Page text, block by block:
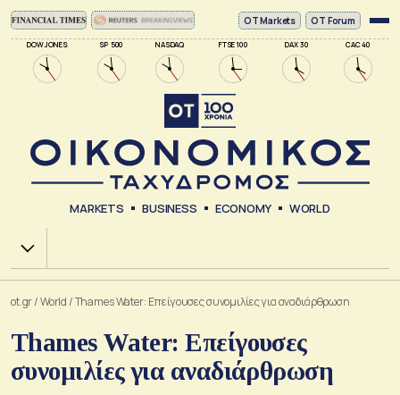
DOW JONES SP 500 NASDAQ FTSE 100 DAX 30 CAC 40
ΟΤ Markets OT Forum
MARKETS BUSINESS ECONOMY WORLD
Χ.Α.
ot.gr/World /Thames Water: Επείγουσες συνομιλίες για αναδιάρθρωση
Thames Water: Επείγουσες
συνομιλίες για αναδιάρθρωση